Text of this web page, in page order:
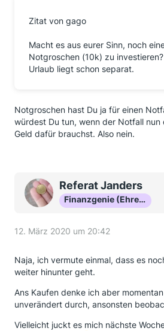
Zitat von gago
Macht es aus eurer Sinn, noch
Notgroschen (10k) zu
Urlaub liegt schon separat.
Notgroschen hast Du ja für einen
würdest Du tun, wenn der Notfall nun
Geld dafür brauchst. Also nein.
Referat Janders
Finanzgenie (Ehrenmitglied)
12. März 2020 um 20:42
Naja, ich vermute einmal, dass es
weiter hinunter geht.
Ans Kaufen denke ich aber
unverändert durch, ansonsten
Vielleicht juckt es mich nächste